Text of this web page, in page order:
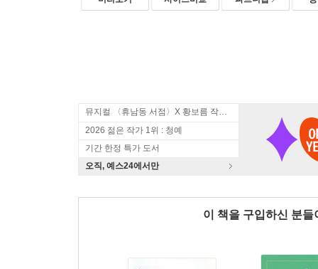
뮤지컬 〈휴남동 서점〉X 황보름 작가 북토크
2026 젊은 작가 1위 : 청예
기간 한정 특가 도서
오직, 예스24에서만
이 책을 구입하신 분